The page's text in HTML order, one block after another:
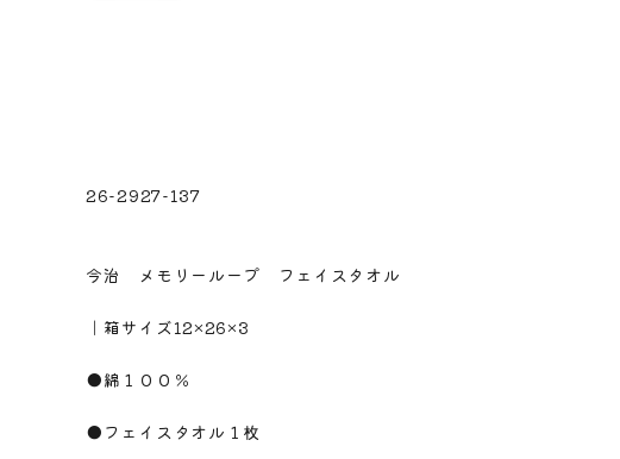
26-2927-137
今治 メモリーループ フェイスタオル
｜箱サイズ12×26×3
●綿１００％
●フェイスタオル１枚